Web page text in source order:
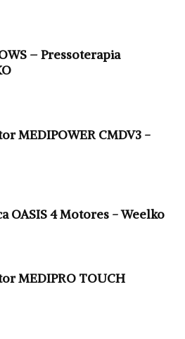
– Pressoterapia
MEDIPOWER CMDV3 -
OASIS 4 Motores - Weelko
MEDIPRO TOUCH